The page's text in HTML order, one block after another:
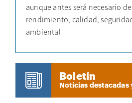
aunque antes será necesario
rendimiento, calidad,
ambiental
Boletín
Noticias destacadas